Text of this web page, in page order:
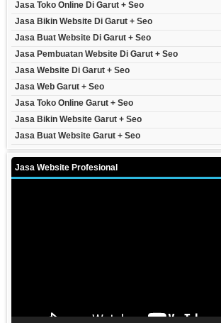
Jasa Toko Online Di Garut + Seo
Jasa Bikin Website Di Garut + Seo
Jasa Buat Website Di Garut + Seo
Jasa Pembuatan Website Di Garut + Seo
Jasa Website Di Garut + Seo
Jasa Web Garut + Seo
Jasa Toko Online Garut + Seo
Jasa Bikin Website Garut + Seo
Jasa Buat Website Garut + Seo
Jasa Website Profesional